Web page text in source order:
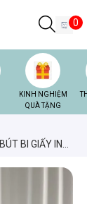
0
KINH NGHIỆM
QUÀ TẶNG
BI GIẤY IN